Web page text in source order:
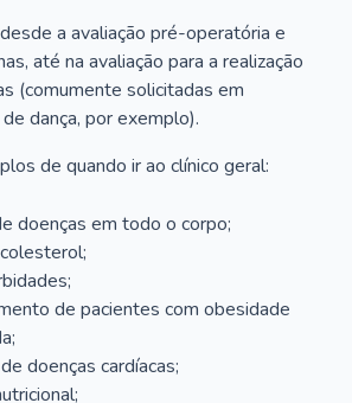
a avaliação pré-operatória e
até na avaliação para a realização
(comumente solicitadas em
dança, por exemplo).
de quando ir ao clínico geral:
doenças em todo o corpo;
de pacientes com obesidade
doenças cardíacas;